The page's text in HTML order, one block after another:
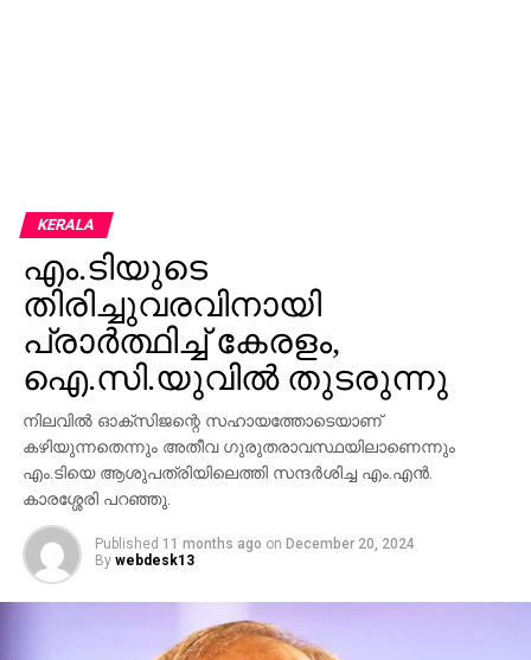
KERALA
എം.ടിയുടെ
തിരിച്ചുവരവിനായി
പ്രാർത്ഥിച്ച് കേരളം,
ഐ.സി.യുവിൽ തുടരുന്നു
നിലവിൽ ഓക്സിജന്റെ സഹായത്തോടെയാണ്
കഴിയുന്നതെന്നും അതീവ ഗുരുതരാവസ്ഥയിലാണെന്നും
എം.ടിയെ ആശുപത്രിയിലെത്തി സന്ദർശിച്ച എം.എൻ.
കാരശ്ശേരി പറഞ്ഞു.
Published 11 months ago on December 20, 2024
By webdesk13